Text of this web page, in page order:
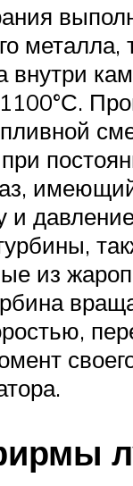
металла,
внутри
и
из